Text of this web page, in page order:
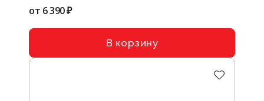
от 6 390 ₽
В корзину